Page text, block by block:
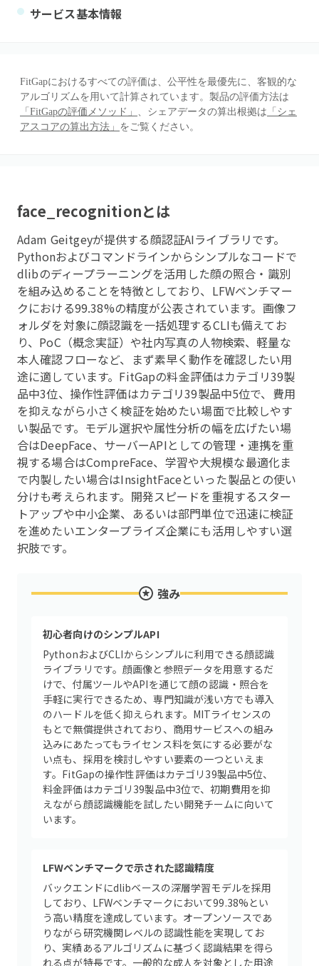
サービス基本情報
FitGapにおけるすべての評価は、公平性を最優先に、客観的な
アルゴリズムを用いて計算されています。製品の評価方法は
「FitGapの評価メソッド」 、シェアデータの算出根拠は 「シェ
アスコアの算出方法」 をご覧ください。
face_recognitionとは
Adam Geitgeyが提供する顔認証AIライブラリです。
Pythonおよびコマンドラインからシンプルなコードで
dlibのディープラーニングを活用した顔の照合・識別
を組み込めることを特徴としており、LFWベンチマー
クにおける99.38%の精度が公表されています。画像フ
ォルダを対象に顔認識を一括処理するCLIも備えてお
り、PoC（概念実証）や社内写真の人物検索、軽量な
本人確認フローなど、まず素早く動作を確認したい用
途に適しています。FitGapの料金評価はカテゴリ39製
品中3位、操作性評価はカテゴリ39製品中5位で、費用
を抑えながら小さく検証を始めたい場面で比較しやす
い製品です。モデル選択や属性分析の幅を広げたい場
合はDeepFace、サーバーAPIとしての管理・連携を重
視する場合はCompreFace、学習や大規模な最適化ま
で内製したい場合はInsightFaceといった製品との使い
分けも考えられます。開発スピードを重視するスター
トアップや中小企業、あるいは部門単位で迅速に検証
を進めたいエンタープライズ企業にも活用しやすい選
択肢です。
強み
初心者向けのシンプルAPI
PythonおよびCLIからシンプルに利用できる顔認識
ライブラリです。顔画像と参照データを用意するだ
けで、付属ツールやAPIを通じて顔の認識・照合を
手軽に実行できるため、専門知識が浅い方でも導入
のハードルを低く抑えられます。MITライセンスの
もとで無償提供されており、商用サービスへの組み
込みにあたってもライセンス料を気にする必要がな
い点も、採用を検討しやすい要素の一つといえま
す。FitGapの操作性評価はカテゴリ39製品中5位、
料金評価はカテゴリ39製品中3位で、初期費用を抑
えながら顔認識機能を試したい開発チームに向いて
います。
LFWベンチマークで示された認識精度
バックエンドにdlibベースの深層学習モデルを採用
しており、LFWベンチマークにおいて99.38%とい
う高い精度を達成しています。オープンソースであ
りながら研究機関レベルの認識性能を実現してお
り、実績あるアルゴリズムに基づく認識結果を得ら
れる点が特長です。一般的な成人を対象とした用途